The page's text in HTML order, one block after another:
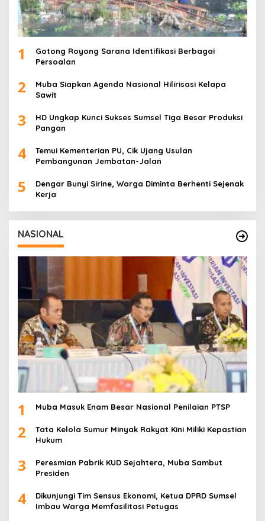
1
Gotong Royong Sarana Identifikasi Berbagai
Persoalan
2
Muba Siapkan Agenda Nasional Hilirisasi Kelapa
Sawit
3
HD Ungkap Kunci Sukses Sumsel Tiga Besar Produksi
Pangan
4
Temui Kementerian PU, Cik Ujang Usulan
Pembangunan Jembatan-Jalan
5
Dengar Bunyi Sirine, Warga Diminta Berhenti Sejenak
Kerja
NASIONAL
1 Muba Masuk Enam Besar Nasional Penilaian PTSP
2
Tata Kelola Sumur Minyak Rakyat Kini Miliki Kepastian
Hukum
3
Peresmian Pabrik KUD Sejahtera, Muba Sambut
Presiden
4
Dikunjungi Tim Sensus Ekonomi, Ketua DPRD Sumsel
Imbau Warga Memfasilitasi Petugas